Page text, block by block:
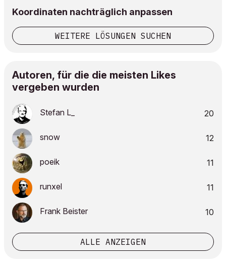
Koordinaten nachträglich anpassen
WEITERE LÖSUNGEN SUCHEN
Autoren, für die die meisten Likes
vergeben wurden
Stefan L_ 20
snow 12
poeik 11
runxel 11
Frank Beister 10
ALLE ANZEIGEN